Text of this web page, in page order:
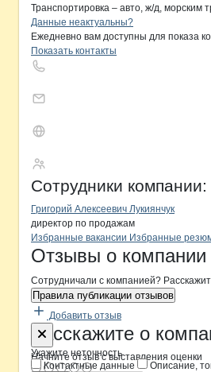
Транспортировка – авто, ж/д, морским
Контактыкомпании
+7(800)000-00-..
Данные неактуальны?
Ежедневно вам доступны для показа
Показать контакты
Сотрудники компании:
Григорий Алексеевич Лукиянчук
директор по продажам
Брендыкомпани
Вакансии в
Избранные вакансии Избранные
Новости o
Отзывы о компании
Сотрудничали с компанией?
Правила публикации отзывов
Добавить отзыв
Расскажите о
Начните отзыв с выставления оценки
Форма обратной
Укажите неточность
Контактные данные
Описание,